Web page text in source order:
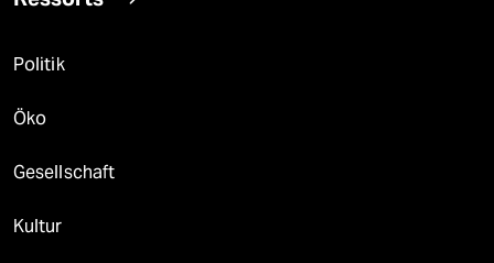
Politik
Öko
Gesellschaft
Kultur